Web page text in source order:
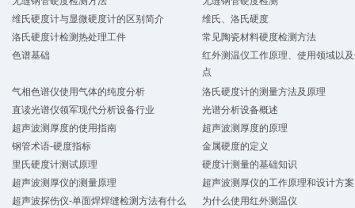
维氏硬度计与显微硬度计的区别简介
维氏、洛氏硬度
洛氏硬度计检测热处理工件
常见陶瓷材料硬度检测方法
色谱基础
红外测温仪工作原理、使用领域以
点
气相色谱仪使用气体的纯度分析
洛氏硬度计的测量方法及原理
直读光谱仪领军现代分析设备行业
光谱分析设备概述
超声波测厚度的使用指南
超声波测厚度的原理
钢管术语-硬度指标
金属硬度的定义
里氏硬度计测试原理
硬度计测量的基础知识
超声波测厚仪的测量原理
超声波测厚仪的工作原理和设计方案
超声波探伤仪-单面焊焊缝检测方法有什么
为什么使用红外测温仪